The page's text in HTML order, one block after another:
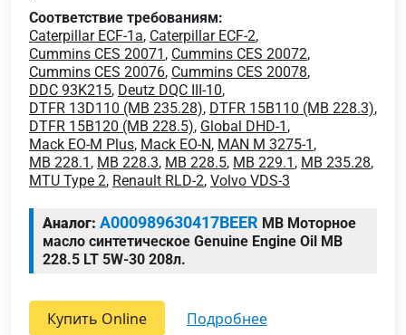
Соответствие требованиям:
Caterpillar ECF-1a, Caterpillar ECF-2,
Cummins CES 20071 , Cummins CES 20072,
Cummins CES 20076, Cummins CES 20078,
DDC 93K215, Deutz DQC III-10,
DTFR 13D110 (MB 235.28), DTFR 15B110 (MB 228.3),
DTFR 15B120 (MB 228.5), Global DHD-1 ,
Mack EO-M Plus, Mack EO-N, MAN M 3275-1 ,
MB 228.1 , MB 228.3, MB 228.5, MB 229.1 , MB 235.28,
MTU Type 2, Renault RLD-2, Volvo VDS-3
Аналог: A000989630417BEER MB Моторное
масло синтетическое Genuine Engine Oil MB
228.5 LT 5W-30 208л.
Купить Online подробнее